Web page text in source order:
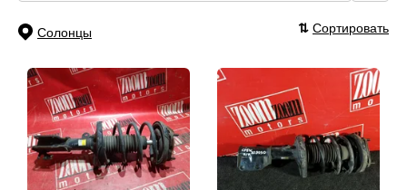
Солонцы ⇅ Сортировать